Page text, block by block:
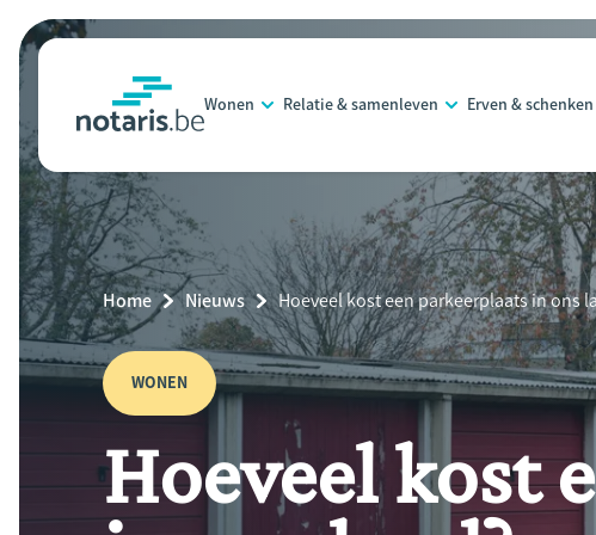
Overslaan
en
naar
de
inhoud
gaan
Wonen Relatie & samenleven Erven & schenken
Breadcrumb
Home Nieuws
Current
Page:
Hoeveel kost een parkeerplaats in ons
WONEN
Hoeveel kost